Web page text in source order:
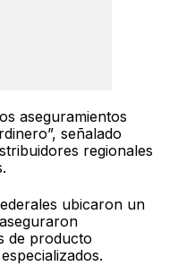
aseguramientos
señalado
regionales
ubicaron un
de producto